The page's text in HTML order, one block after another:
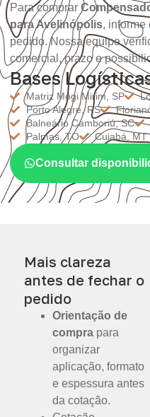
Para comprar
para Avelinópolis, informe
pedido. Nossa equipe
comercial, prazo e
Bases
Matriz Mogi Mirim, SP
Porto Alegre, RS
Balneário Camboriú, SC
Palmas, TO
Cuiabá, MT
Consultar
Mais clareza
antes de fechar o
pedido
Orientação de
compra para
organizar
aplicação, formato
e espessura antes
da cotação.